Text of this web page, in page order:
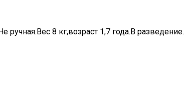
8 кг,возраст 1,7 года.В разведение.